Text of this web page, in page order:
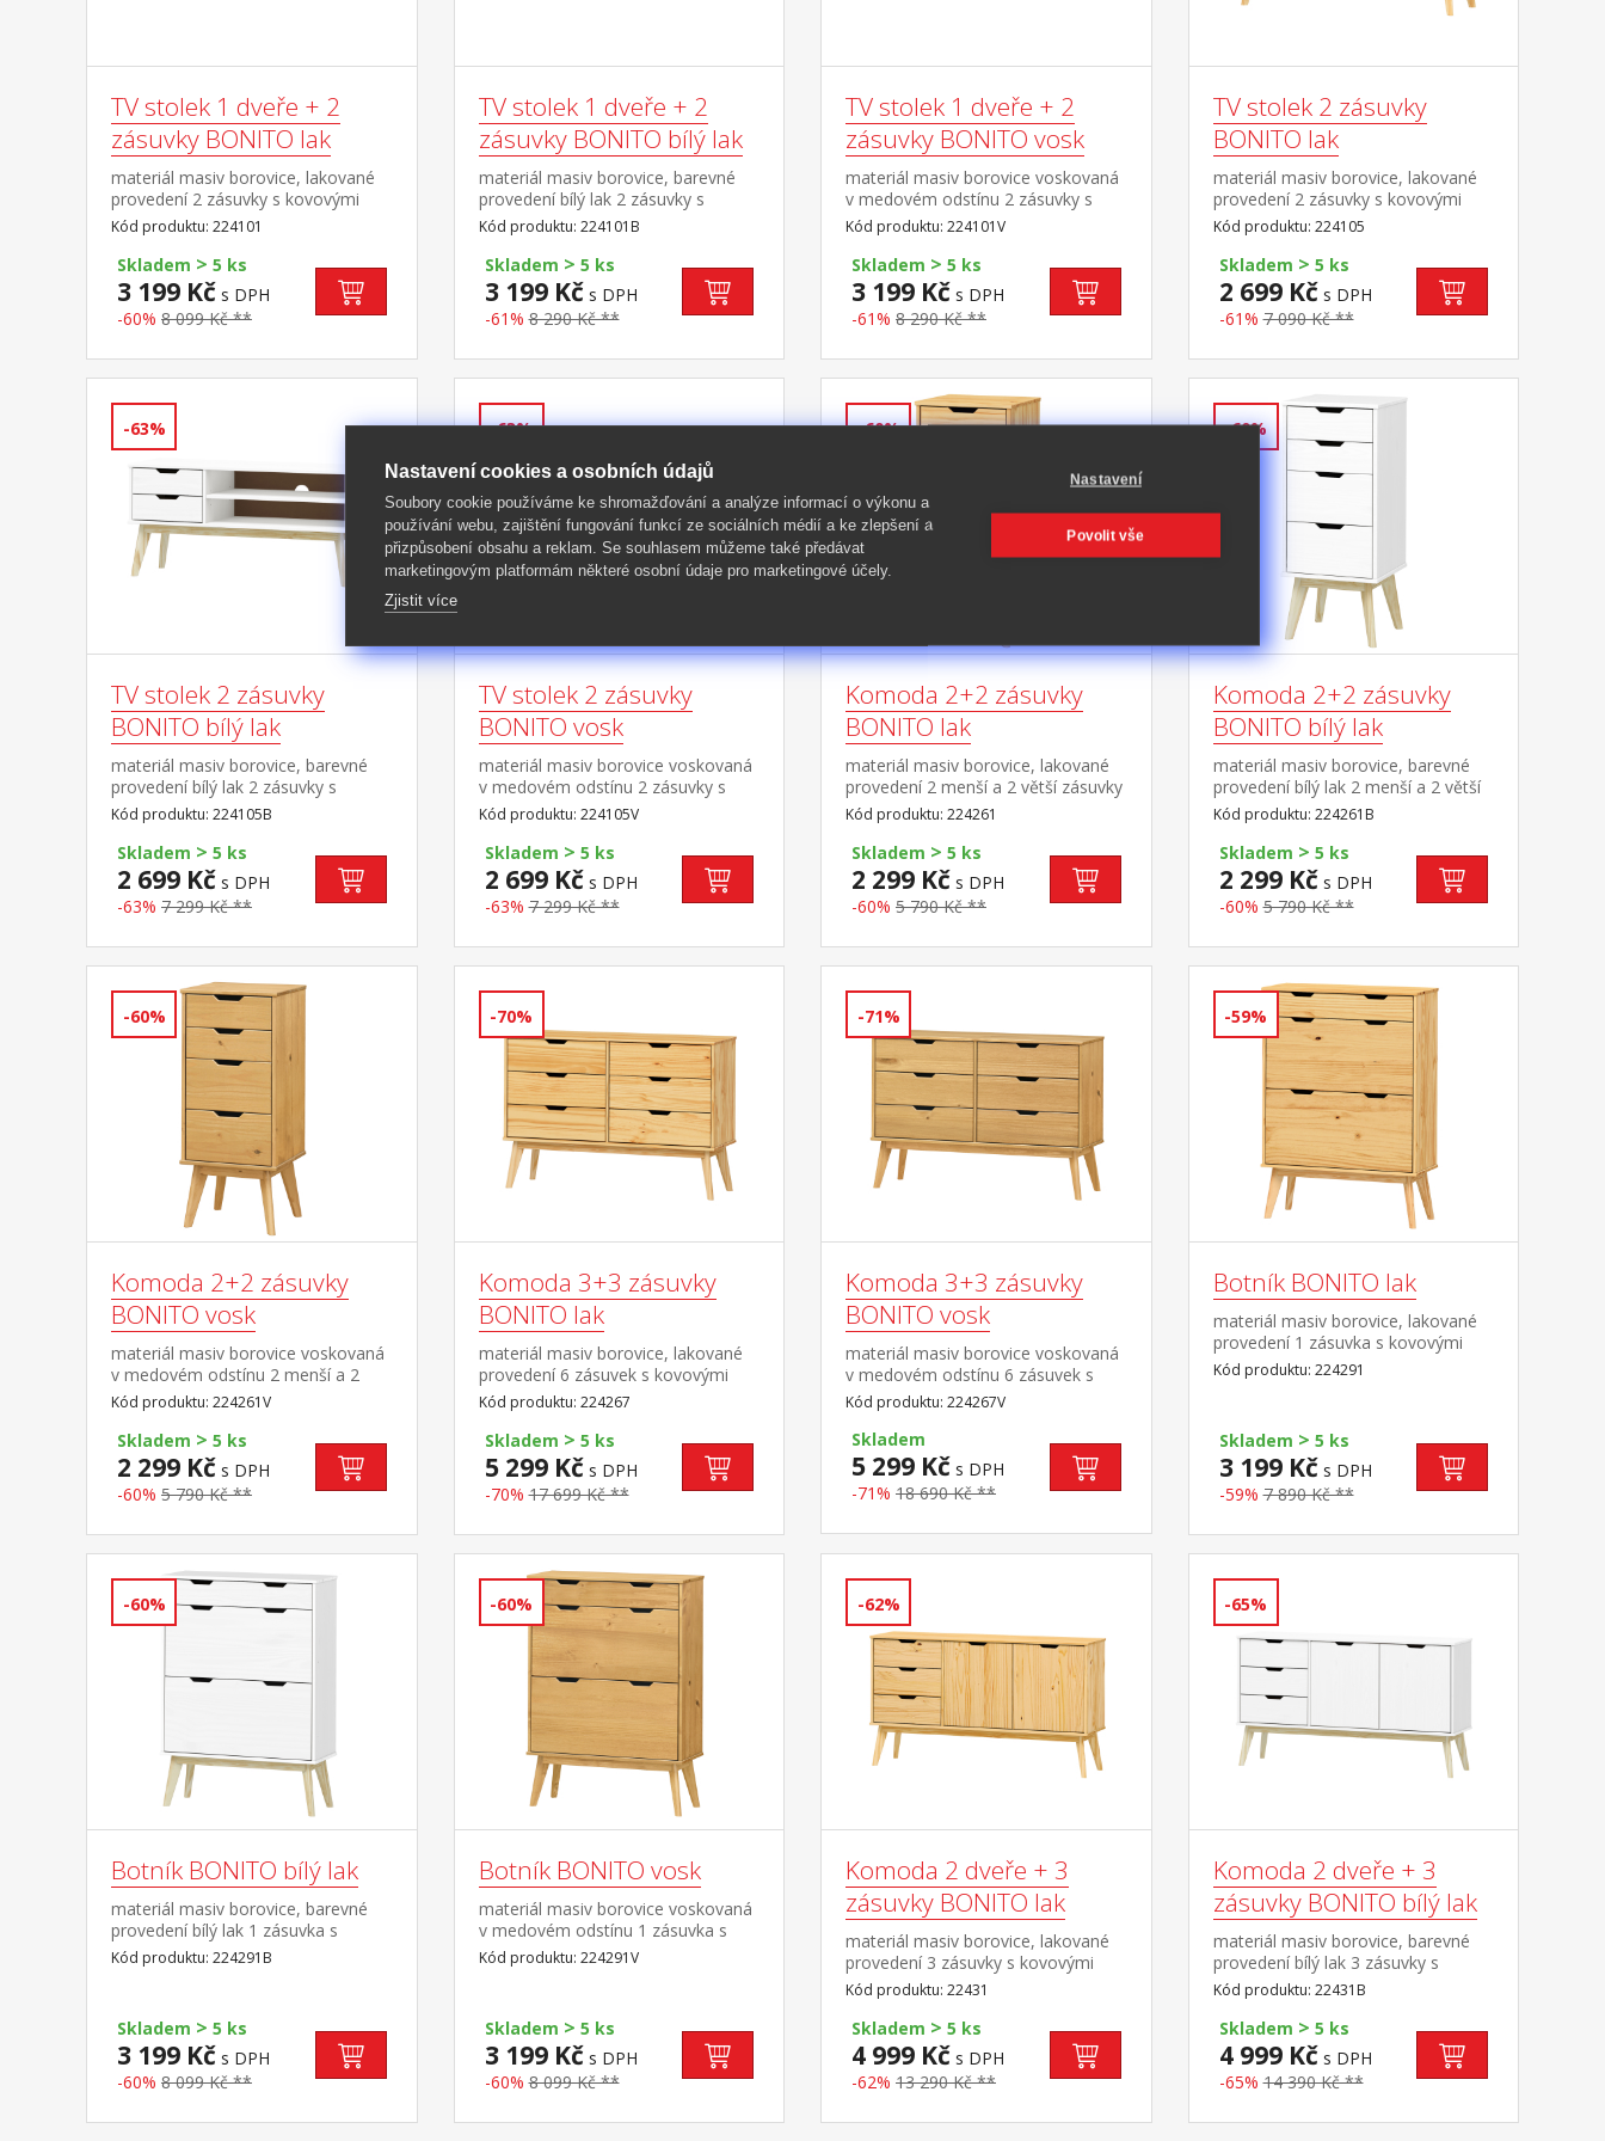
TV stolek 1 dveře + 2
zásuvky BONITO lak
materiál masiv borovice, lakované
provedení 2 zásuvky s kovovými
pojezdy, 1 dvířka, 1 police otvor na
protažení kabelů
Kód produktu: 224101
Skladem > 5 ks
3 199 Kč s DPH
-60% 8 099 Kč **
TV stolek 1 dveře + 2
zásuvky BONITO bílý lak
materiál masiv borovice, barevné
provedení bílý lak 2 zásuvky s
kovovými pojezdy, 1 dvířka, 1
police otvor na protažení kabelů
Kód produktu: 224101B
Skladem > 5 ks
3 199 Kč s DPH
-61% 8 290 Kč **
TV stolek 1 dveře + 2
zásuvky BONITO vosk
materiál masiv borovice voskovaná
v medovém odstínu 2 zásuvky s
kovovými pojezdy, 1 dvířka, 1
police otvor na protažení kabelů
Kód produktu: 224101V
Skladem > 5 ks
3 199 Kč s DPH
-61% 8 290 Kč **
TV stolek 2 zásuvky
BONITO lak
materiál masiv borovice, lakované
provedení 2 zásuvky s kovovými
pojezdy, 1 police otvor na protažení
kabelů
Kód produktu: 224105
Skladem > 5 ks
2 699 Kč s DPH
-61% 7 090 Kč **
-63%
TV stolek 2 zásuvky
BONITO bílý lak
materiál masiv borovice, barevné
provedení bílý lak 2 zásuvky s
kovovými pojezdy, 1 police otvor na
protažení kabelů
Kód produktu: 224105B
Skladem > 5 ks
2 699 Kč s DPH
-63% 7 299 Kč **
-63%
TV stolek 2 zásuvky
BONITO vosk
materiál masiv borovice voskovaná
v medovém odstínu 2 zásuvky s
kovovými pojezdy, 1 police otvor na
protažení kabelů
Kód produktu: 224105V
Skladem > 5 ks
2 699 Kč s DPH
-63% 7 299 Kč **
-60%
Komoda 2+2 zásuvky
BONITO lak
materiál masiv borovice, lakované
provedení 2 menší a 2 větší zásuvky
s kovovými pojezdy
Kód produktu: 224261
Skladem > 5 ks
2 299 Kč s DPH
-60% 5 790 Kč **
-60%
Komoda 2+2 zásuvky
BONITO bílý lak
materiál masiv borovice, barevné
provedení bílý lak 2 menší a 2 větší
zásuvky s kovovými pojezdy
Kód produktu: 224261B
Skladem > 5 ks
2 299 Kč s DPH
-60% 5 790 Kč **
-60%
Komoda 2+2 zásuvky
BONITO vosk
materiál masiv borovice voskovaná
v medovém odstínu 2 menší a 2
větší zásuvky s kovovými pojezdy
Kód produktu: 224261V
Skladem > 5 ks
2 299 Kč s DPH
-60% 5 790 Kč **
-70%
Komoda 3+3 zásuvky
BONITO lak
materiál masiv borovice, lakované
provedení 6 zásuvek s kovovými
pojezdy
Kód produktu: 224267
Skladem > 5 ks
5 299 Kč s DPH
-70% 17 699 Kč **
-71%
Komoda 3+3 zásuvky
BONITO vosk
materiál masiv borovice voskovaná
v medovém odstínu 6 zásuvek s
kovovými pojezdy
Kód produktu: 224267V
Skladem
5 299 Kč s DPH
-71% 18 690 Kč **
-59%
Botník BONITO lak
materiál masiv borovice, lakované
provedení 1 zásuvka s kovovými
pojezdy, 2 dvouřadé výklopy
Kód produktu: 224291
Skladem > 5 ks
3 199 Kč s DPH
-59% 7 890 Kč **
-60%
Botník BONITO bílý lak
materiál masiv borovice, barevné
provedení bílý lak 1 zásuvka s
kovovými pojezdy, 2 dvouřadé
výklopy
Kód produktu: 224291B
Skladem > 5 ks
3 199 Kč s DPH
-60% 8 099 Kč **
-60%
Botník BONITO vosk
materiál masiv borovice voskovaná
v medovém odstínu 1 zásuvka s
kovovými pojezdy, 2 dvouřadé
výklopy
Kód produktu: 224291V
Skladem > 5 ks
3 199 Kč s DPH
-60% 8 099 Kč **
-62%
Komoda 2 dveře + 3
zásuvky BONITO lak
materiál masiv borovice, lakované
provedení 3 zásuvky s kovovými
pojezdy, 2 dvířka, 1 police
Kód produktu: 22431
Skladem > 5 ks
4 999 Kč s DPH
-62% 13 290 Kč **
-65%
Komoda 2 dveře + 3
zásuvky BONITO bílý lak
materiál masiv borovice, barevné
provedení bílý lak 3 zásuvky s
kovovými pojezdy, 2 dvířka, 1 police
Kód produktu: 22431B
Skladem > 5 ks
4 999 Kč s DPH
-65% 14 390 Kč **
Nastavení cookies a osobních údajů
Soubory cookie používáme ke shromažďování a analýze informací o výkonu a
používání webu, zajištění fungování funkcí ze sociálních médií a ke zlepšení a
přizpůsobení obsahu a reklam. Se souhlasem můžeme také předávat
marketingovým platformám některé osobní údaje pro marketingové účely.
Zjistit více
Nastavení
Povolit vše